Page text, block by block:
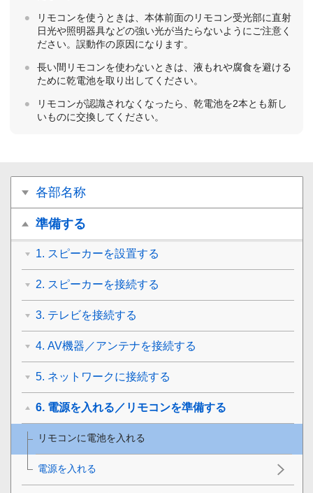
リモコンを使うときは、本体前面のリモコン受光部に直射
日光や照明器具などの強い光が当たらないようにご注意く
ださい。誤動作の原因になります。
長い間リモコンを使わないときは、液もれや腐食を避ける
ために乾電池を取り出してください。
リモコンが認識されなくなったら、乾電池を2本とも新し
いものに交換してください。
各部名称
準備する
1. スピーカーを設置する
2. スピーカーを接続する
3. テレビを接続する
4. AV機器／アンテナを接続する
5. ネットワークに接続する
6. 電源を入れる／リモコンを準備する
リモコンに電池を入れる
電源を入れる